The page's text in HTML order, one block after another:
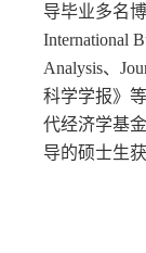
导毕业多名
International
Analysis、
科学学报》
代经济学基
导的硕士生